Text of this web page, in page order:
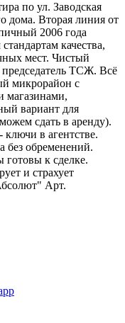
по ул. Заводская
дома. Вторая линия от
2006 года
качества,
мест. Чистый
председатель ТСЖ. Всё
микрорайон с
магазинами,
вариант для
сдать в аренду).
в агентстве.
без обременений.
готовы к сделке.
и страхует
Арт.